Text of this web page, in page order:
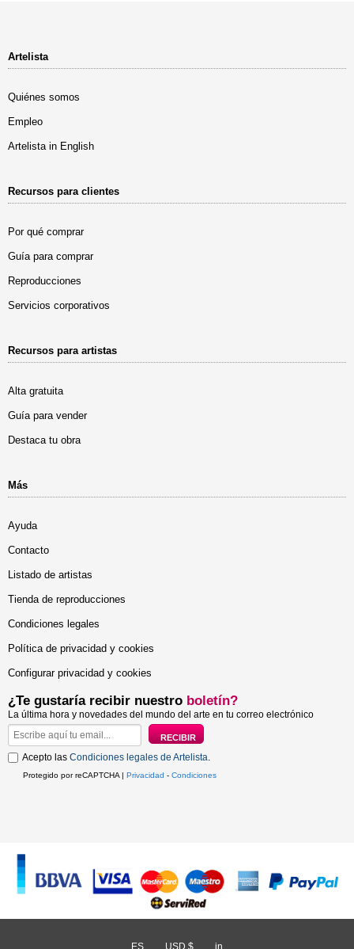
Artelista
Quiénes somos
Empleo
Artelista in English
Recursos para clientes
Por qué comprar
Guía para comprar
Reproducciones
Servicios corporativos
Recursos para artistas
Alta gratuita
Guía para vender
Destaca tu obra
Más
Ayuda
Contacto
Listado de artistas
Tienda de reproducciones
Condiciones legales
Política de privacidad y cookies
Configurar privacidad y cookies
¿Te gustaría recibir nuestro boletín?
La última hora y novedades del mundo del arte en tu correo electrónico
Acepto las Condiciones legales de Artelista.
Protegido por reCAPTCHA | Privacidad - Condiciones